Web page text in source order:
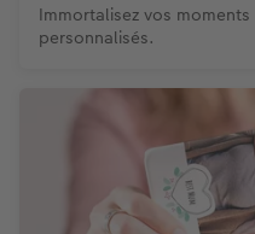
Immortalisez vos
personnalisés.